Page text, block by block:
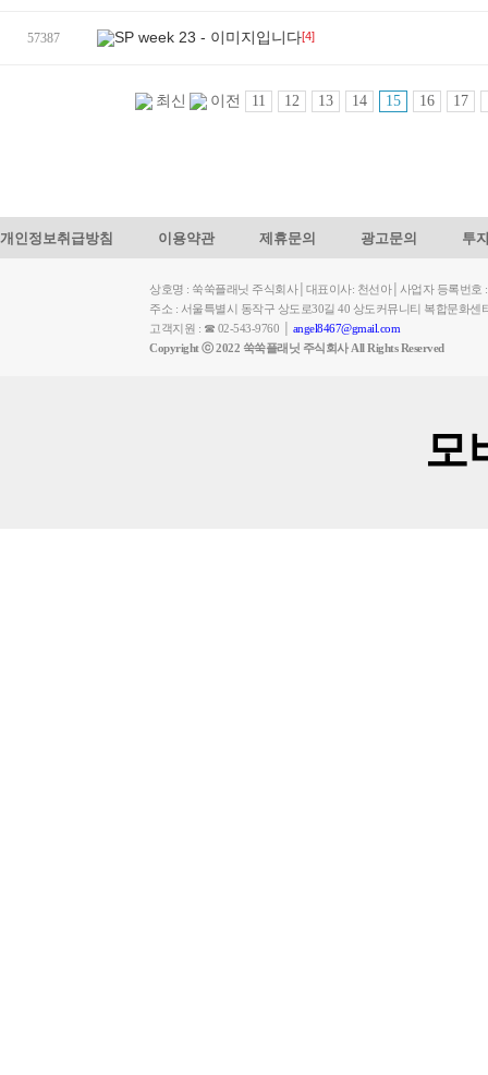
57387 SP week 23 - 이미지입니다[4]
최신 이전 11 12 13 14 15 16 17
개인정보취급방침 이용약관 제휴문의 광고문의 투
상호명 : 쑥쑥플래닛 주식회사│대표이사: 천선아│사업자 등록번호
주소 : 서울특별시 동작구 상도로30길 40 상도커뮤니티 복합문화
고객지원 : ☎ 02-543-9760 │ angel8467@gmail.com
Copyright ⓒ 2022 쑥쑥플래닛 주식회사 All Rights Reserved
모